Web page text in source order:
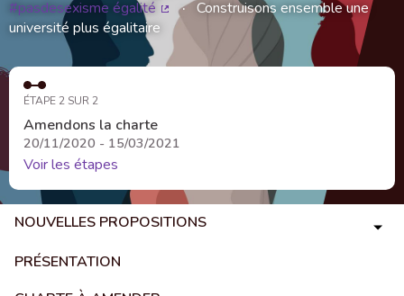
#pasdesexisme égalité
(Lien externe)
Construisons ensemble une
université plus égalitaire
ÉTAPE 2 SUR 2
Amendons la charte
20/11/2020 - 15/03/2021
Voir les étapes
NOUVELLES PROPOSITIONS
PRÉSENTATION